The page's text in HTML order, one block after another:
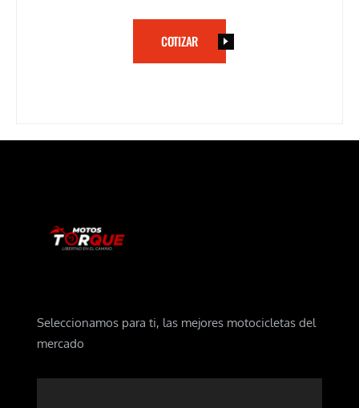
COTIZAR
Seleccionamos para ti, las mejores motocicletas del
mercado